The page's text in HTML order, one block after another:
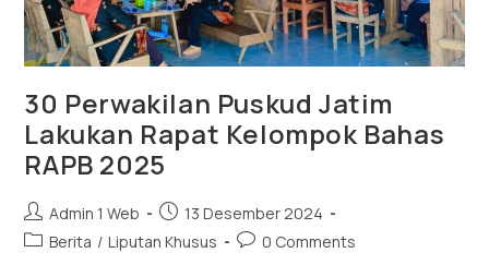
30 Perwakilan Puskud Jatim
Lakukan Rapat Kelompok Bahas
RAPB 2025
Admin 1 Web
13 Desember 2024
Berita / Liputan Khusus 0 Comments